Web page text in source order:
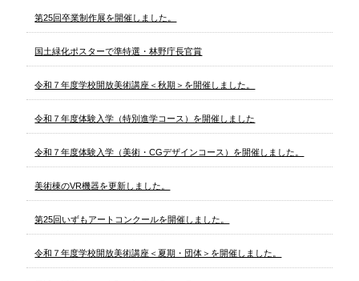
第25回卒業制作展を開催しました。
国土緑化ポスターで準特選・林野庁長官賞
令和７年度学校開放美術講座＜秋期＞を開催しました。
令和７年度体験入学（特別進学コース）を開催しました
令和７年度体験入学（美術・CGデザインコース）を開催しました。
美術棟のVR機器を更新しました。
第25回いずもアートコンクールを開催しました。
令和７年度学校開放美術講座＜夏期・団体＞を開催しました。